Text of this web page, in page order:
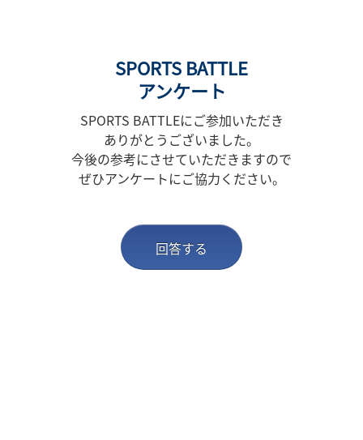
SPORTS BATTLE
アンケート
SPORTS BATTLEにご参加いただき
ありがとうございました。
今後の参考にさせていただきますので
ぜひアンケートにご協力ください。
回答する